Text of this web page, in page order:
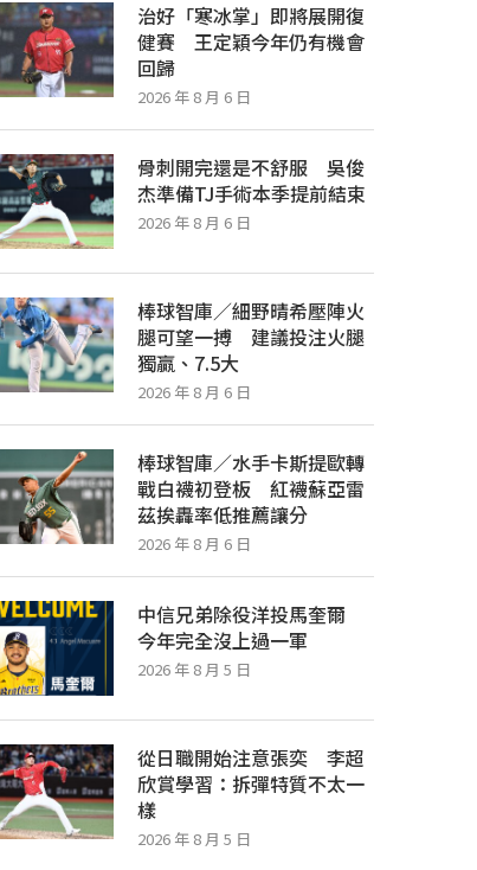
治好「寒冰掌」即將展開復
健賽 王定穎今年仍有機會
回歸
2026 年 8 月 6 日
骨刺開完還是不舒服 吳俊
杰準備TJ手術本季提前結束
2026 年 8 月 6 日
棒球智庫／細野晴希壓陣火
腿可望一搏 建議投注火腿
獨贏、7.5大
2026 年 8 月 6 日
棒球智庫／水手卡斯提歐轉
戰白襪初登板 紅襪蘇亞雷
茲挨轟率低推薦讓分
2026 年 8 月 6 日
中信兄弟除役洋投馬奎爾
今年完全沒上過一軍
2026 年 8 月 5 日
從日職開始注意張奕 李超
欣賞學習：拆彈特質不太一
樣
2026 年 8 月 5 日